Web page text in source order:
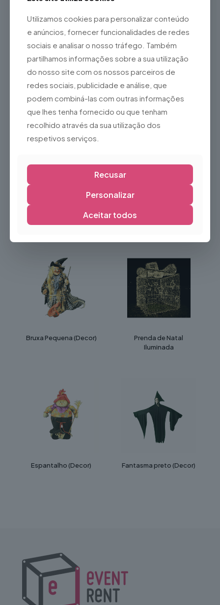
Ideal para
Festas infantis
Carnaval
Montras
Centros comerciais
Sessões fotográficas
Produções de teatro e televisão
Chupa-Chupa Decorativo
é a escolha ideal para dar um
toque de cor, criatividade e diversão a qualquer evento,
criando cenários únicos que encantam crianças e adultos.
Bruxa Pequena (Decor)
Prenda de Natal
Iluminada
Espantalho (Decor) Fantasma preto (Decor)
Utilizamos cookies para personalizar conteúdo
e anúncios, fornecer funcionalidades de redes
sociais e analisar o nosso tráfego. Também
partilhamos informações sobre a sua utilização
do nosso site com os nossos parceiros de
redes sociais, publicidade e análise, que
podem combiná-las com outras informações
que lhes tenha fornecido ou que tenham
recolhido através da sua utilização dos
respetivos serviços.
Recusar
Personalizar
Aceitar todos